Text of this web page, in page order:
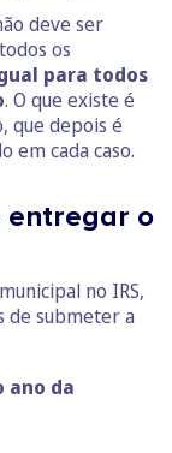
deve ser
os
para todos
. O que existe é
que depois é
em cada caso.
entregar o
no IRS,
de submeter a
ano da